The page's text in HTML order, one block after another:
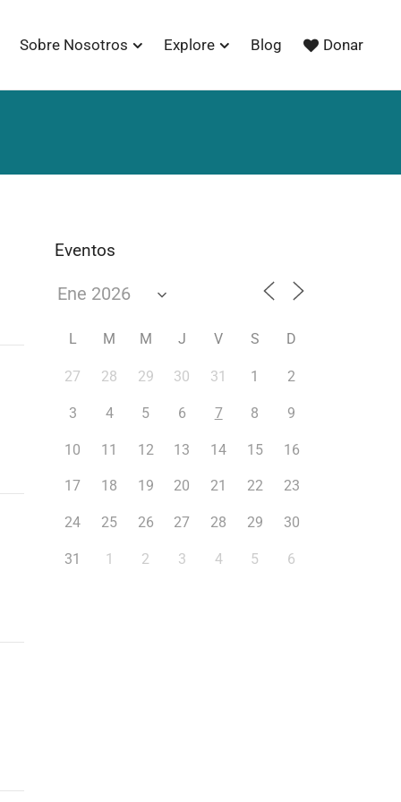
Sobre Nosotros Explore Blog Donar
Eventos
L M M J V S D
27 28 29 30 31 1 2
3 4 5 6 7 8 9
10 11 12 13 14 15 16
17 18 19 20 21 22 23
24 25 26 27 28 29 30
31 1 2 3 4 5 6